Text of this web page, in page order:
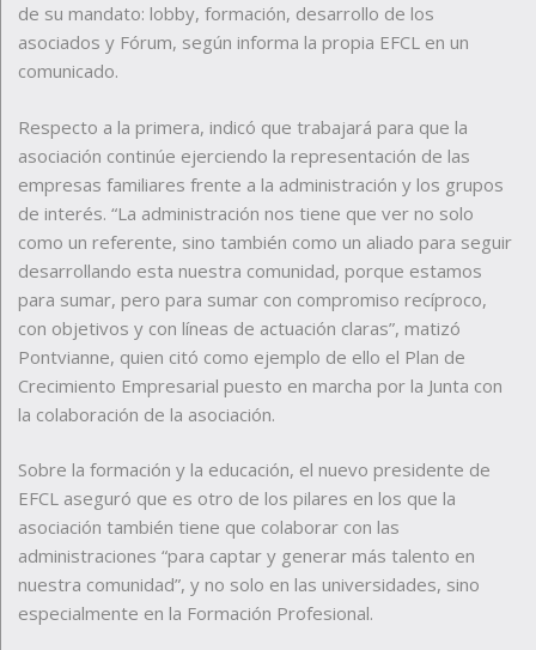
de su mandato: lobby, formación, desarrollo de los
asociados y Fórum, según informa la propia EFCL en un
comunicado.
Respecto a la primera, indicó que trabajará para que la
asociación continúe ejerciendo la representación de las
empresas familiares frente a la administración y los grupos
de interés. “La administración nos tiene que ver no solo
como un referente, sino también como un aliado para seguir
desarrollando esta nuestra comunidad, porque estamos
para sumar, pero para sumar con compromiso recíproco,
con objetivos y con líneas de actuación claras”, matizó
Pontvianne, quien citó como ejemplo de ello el Plan de
Crecimiento Empresarial puesto en marcha por la Junta con
la colaboración de la asociación.
Sobre la formación y la educación, el nuevo presidente de
EFCL aseguró que es otro de los pilares en los que la
asociación también tiene que colaborar con las
administraciones “para captar y generar más talento en
nuestra comunidad”, y no solo en las universidades, sino
especialmente en la Formación Profesional.